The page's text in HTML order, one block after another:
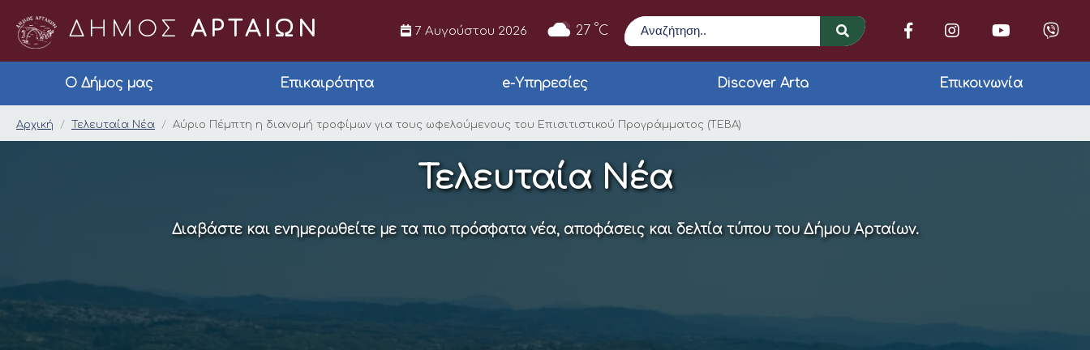
ΔΗΜΟΣ ΑΡΤΑΙΩΝ 7 Αυγούστου 2026 27 °C
Αναζήτηση
Ο Δήμος μας Επικαιρότητα e-Υπηρεσίες Discover Arta Επικοινωνία
Αύριο Πέμπτη η διανομή τροφίμων για τους ωφελούμενους
Αρχική Τελευταία Νέα Αύριο Πέμπτη η διανομή τροφίμων για τους ωφελούμενους του Επισιτιστικού Προγράμματος (ΤΕΒΑ)
Τελευταία Νέα
Διαβάστε και ενημερωθείτε με τα πιο πρόσφατα νέα, αποφάσεις και δελτία τύπου του Δήμου Αρταίων.